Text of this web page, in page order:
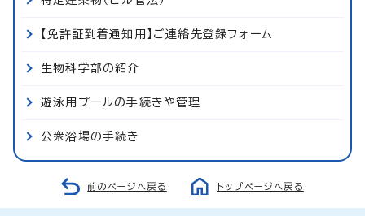
【免許証到着通知用】ご連絡先登録フォーム
生物科学部の紹介
遊泳用プールの手続きや管理
公衆浴場の手続き
前のページへ戻る トップページへ戻る